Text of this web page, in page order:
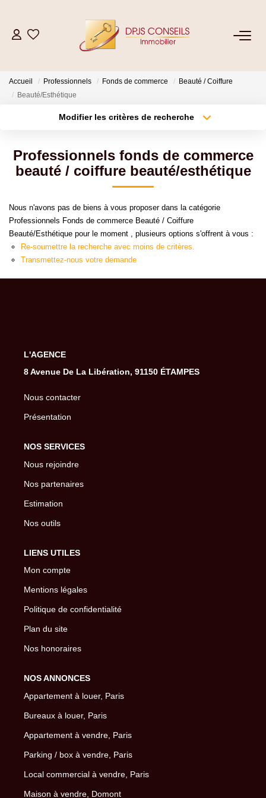
ESTIMER
VENDRE
GESTION LOCATIVE
Location De Votre Bien
Accueil Professionnels Fonds de commerce
Beauté / Coiffure
Beauté/Esthétique
Modifier les critères de recherche
Sélectionnez...
Type de bien
Surface min
Créer une alerte
Professionnels fonds de commerce
beauté / coiffure beauté/esthétique
Nous n'avons pas de biens à vous proposer dans la catégorie
Professionnels Fonds de commerce Beauté / Coiffure
Beauté/Esthétique pour le moment , plusieurs options s'offrent à vous :
Re-soumettre la recherche avec moins de critères.
Transmettez-nous votre demande
L'AGENCE
8 Avenue De La Libération, 91150 ÉTAMPES
Nous contacter
Présentation
NOS SERVICES
Nous rejoindre
Nos partenaires
Estimation
Nos outils
LIENS UTILES
Mon compte
Mentions légales
Politique de confidentialité
Plan du site
Nos honoraires
NOS ANNONCES
Appartement à louer, Paris
Bureaux à louer, Paris
Appartement à vendre, Paris
Parking / box à vendre, Paris
Local commercial à vendre, Paris
Maison à vendre, Domont